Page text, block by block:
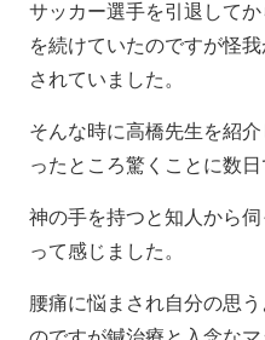
サッカー選手を引退して
を続けていたのですが怪
されていました。
そんな時に高橋先生を紹
ったところ驚くことに数日
神の手を持つと知人から
って感じました。
腰痛に悩まされ自分の思